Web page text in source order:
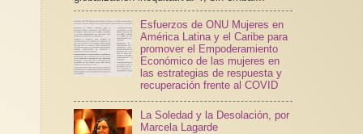
Esfuerzos de ONU Mujeres en
América Latina y el Caribe para
promover el Empoderamiento
Económico de las mujeres en
las estrategias de respuesta y
recuperación frente al COVID
La Soledad y la Desolación, por
Marcela Lagarde